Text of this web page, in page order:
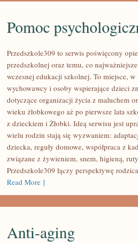
POMOC
PSYCHOLOGICZNA
Pomoc
Przedszkole309 to serwis poświęcony
przedszkolnej oraz temu, co
wczesnej edukacji szkolnej. To miejsce,
wychowawcy i osoby wspierające dzieci
dotyczące organizacji życia z maluchem
wieku żłobkowego aż po pierwsze lata
z dzieckiem i Żłobki. Ideą serwisu jest
wielu rodzin stają się wyzwaniem:
dziecka, reguły domowe, współpraca z
związane z żywieniem, snem, higieną,
Przedszkole309 łączy perspektywę
Read More ]
Anti-aging